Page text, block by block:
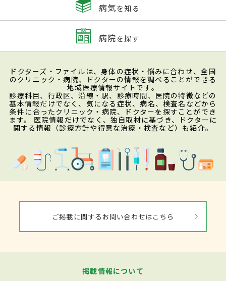
病気を知る
病院を探す
ドクターズ・ファイルは、身体の症状・悩みに合わせ、全国
のクリニック・病院、ドクターの情報を調べることができる
地域医療情報サイトです。
診療科目、行政区、沿線・駅、診療時間、医院の特徴などの
基本情報だけでなく、気になる症状、病名、検査名などから
条件に合ったクリニック・病院、ドクターを探すことができ
ます。 医院情報だけでなく、独自取材に基づき、ドクターに
関する情報（診療方針や得意な治療・検査など）も紹介。
ご掲載に関するお問い合わせはこちら
掲載情報について